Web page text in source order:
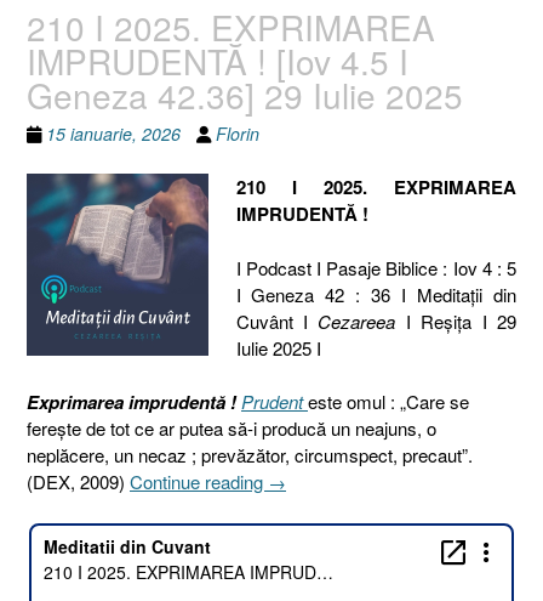
210 I 2025. EXPRIMAREA
IMPRUDENTĂ ! [Iov 4.5 I
Geneza 42.36] 29 Iulie 2025
15 ianuarie, 2026 Florin
210 I 2025. EXPRIMAREA
IMPRUDENTĂ !
I Podcast I Pasaje Biblice : Iov 4 : 5
I Geneza 42 : 36 I Meditaţii din
Cuvânt I Cezareea I Reşiţa I 29
Iulie 2025 I
Exprimarea imprudentă ! Prudenteste omul : „Care se
ferește de tot ce ar putea să-i producă un neajuns, o
neplăcere, un necaz ; prevăzător, circumspect, precaut”.
(DEX, 2009) Continue reading „210
2025.
EXPRIMAREA
IMPRUDENTĂ
→